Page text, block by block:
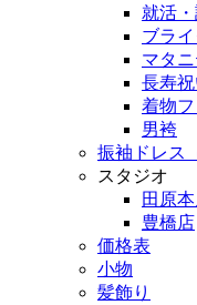
就活
ブラ
マタニ
長寿祝
着物フ
男袴
振袖ドレス
スタジオ
田原
豊橋店
価格表
小物
髪飾り